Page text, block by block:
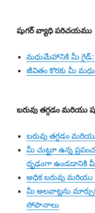
షుగర్ వ్యాధి పరిచయము
మధుమేహానికి మీ గైడ్:
జీవితం కొరకు మీ
బరువు తగ్గడం మరియు
బరువు తగ్గడం
మీ చుట్టూ ఉన్న
ధృఢంగా ఉండడానికి
అధిక బరువు
మీ అలవాట్లను
సోపానాలు